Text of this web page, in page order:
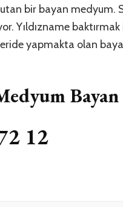
bir bayan medyum.
Yıldızname
yapmakta olan
12